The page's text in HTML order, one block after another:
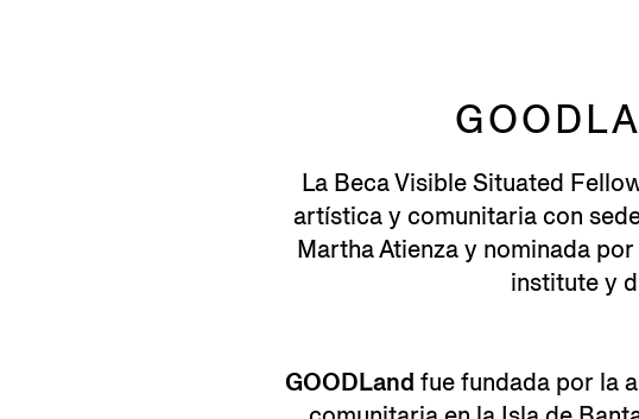
La Beca Visible Situated
artística y comunitaria con
Martha Atienza y nominada
institute y
GOODLand fue fundada por la